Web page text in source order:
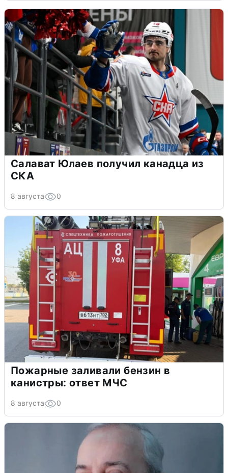
Салават Юлаев получил канадца из
СКА
8 августа 0
Пожарные заливали бензин в
канистры: ответ МЧС
8 августа 0